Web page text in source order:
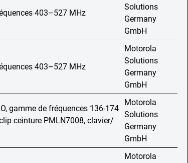
403–527 MHz
Solutions
Germany
GmbH
403–527 MHz
Motorola
Solutions
Germany
GmbH
gamme de fréquences 136-174
ceinture PMLN7008, clavier/
Motorola
Solutions
Germany
GmbH
Motorola